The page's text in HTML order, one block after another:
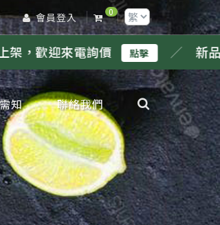
會員登入 0
點擊 ／新品｜冷凍鳳梨果漿上
知 聯絡我們